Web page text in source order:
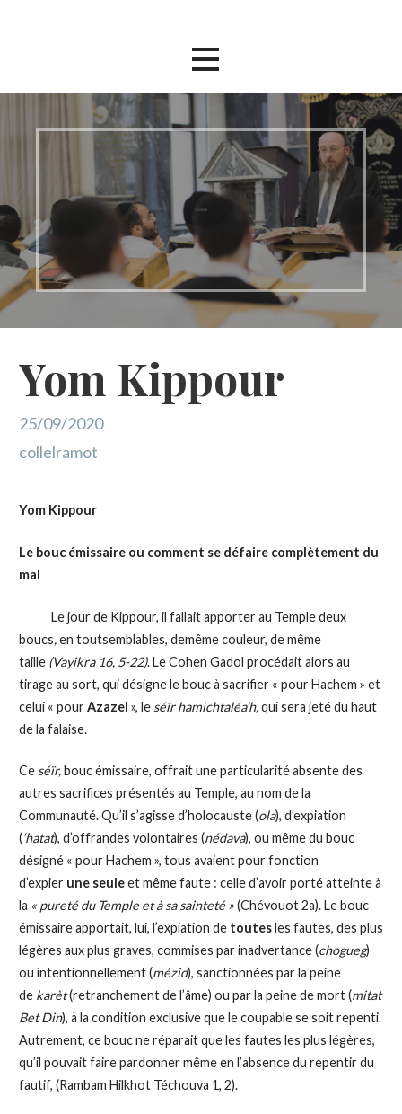
–
Yom Kippour
25/09/2020
collelramot
Yom Kippour
Le bouc émissaire ou comment se défaire complètement du
mal
Le jour de Kippour, il fallait apporter au Temple deux
boucs,en toutsemblables, demême couleur, de même
taille (Vayikra 16, 5-22). Le Cohen Gadol procédait alors au
tirage au sort, qui désigne le bouc à sacrifier « pour Hachem » et
celui « pourAzazel », le séïr hamichtaléa’h,qui sera jeté du haut
de la falaise.
Ce séïr,bouc émissaire, offrait une particularité absente des
autres sacrifices présentés au Temple, au nom de la
Communauté. Qu’il s’agisse d’holocauste (ola), d’expiation
(‘hatat), d’offrandes volontaires (nédava), ou même du bouc
désigné « pour Hachem », tous avaient pour fonction
d’expier une seuleet même faute : celle d’avoir porté atteinte à
la « pureté du Temple et à sa sainteté »(Chévouot 2a). Le bouc
émissaire apportait, lui, l’expiation detoutesles fautes, des plus
légères aux plus graves, commises par inadvertance (chogueg)
ou intentionnellement (mézid), sanctionnées par la peine
de karèt(retranchement de l’âme) ou par la peine de mort (mitat
Bet Din), à la condition exclusive que le coupable se soit repenti.
Autrement, ce bouc ne réparait que les fautes les plus légères,
qu’il pouvait faire pardonner même en l’absence du repentir du
fautif, (Rambam Hilkhot Téchouva 1, 2).